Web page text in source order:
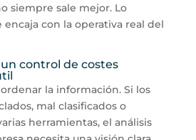
siempre sale mejor. Lo
con la operativa real del
control de costes
la información. Si los
mal clasificados o
herramientas, el análisis